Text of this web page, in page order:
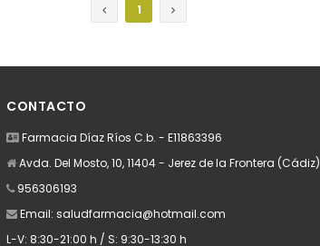
1
CONTACTO
Farmacia Díaz Ríos C.b. - E11863396
Avda. Del Mosto, 10, 11404 - Jerez de la Frontera (Cádiz)
956306193
Email: saludfarmacia@hotmail.com
L-V: 8:30-21:00 h / S: 9:30-13:30 h